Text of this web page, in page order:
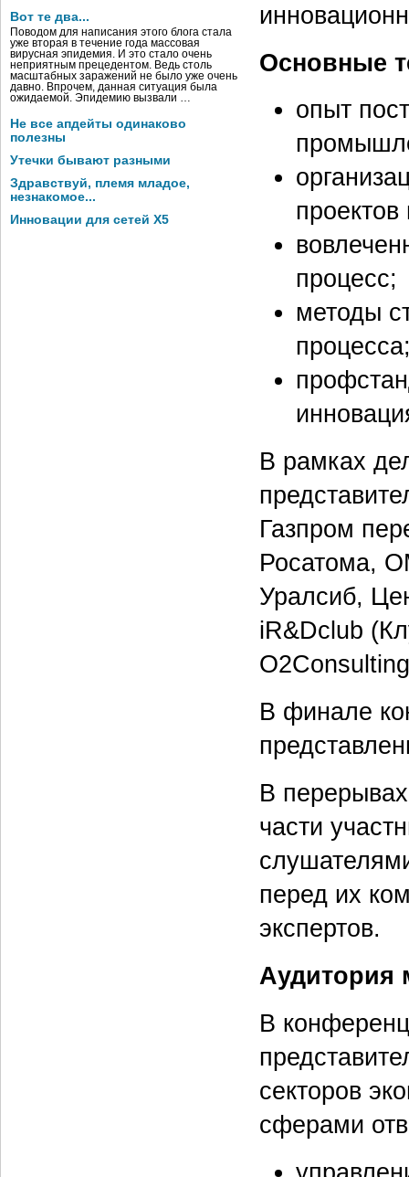
Вот те два...
Поводом для написания этого блога стала
уже вторая в течение года массовая
вирусная эпидемия. И это стало очень
неприятным прецедентом. Ведь столь
масштабных заражений не было уже очень
давно. Впрочем, данная ситуация была
ожидаемой. Эпидемию вызвали …
Не все апдейты одинаково
полезны
Утечки бывают разными
Здравствуй, племя младое,
незнакомое...
Инновации для сетей X5
Основные
опыт
процесс;
методы
В рамках
Газпром
Росатома,
Уралсиб,
iR&Dclub
В финале
В
части
перед их
экспертов.
Аудитория
В
секторов
сферами